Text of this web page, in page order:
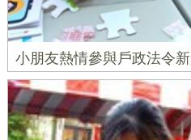
小朋友熱情參與戶政法令